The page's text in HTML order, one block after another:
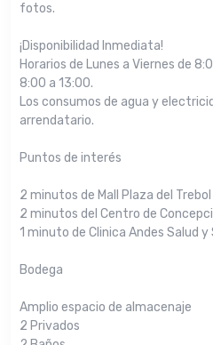
fotos.
¡Disponibilidad Inmediata!
Horarios de Lunes a Viernes de
8:00 a 13:00.
Los consumos de agua y
arrendatario.
Puntos de interés
2 minutos de Mall Plaza del Trebol
2 minutos del Centro de
1 minuto de Clinica Andes Salud
Bodega
Amplio espacio de almacenaje
2 Privados